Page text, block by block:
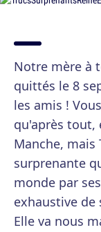
Notre mère à
quittés le 8
les amis !
qu'après tout,
Manche, mais
surprenante
monde par
exhaustive de
Elle va nous